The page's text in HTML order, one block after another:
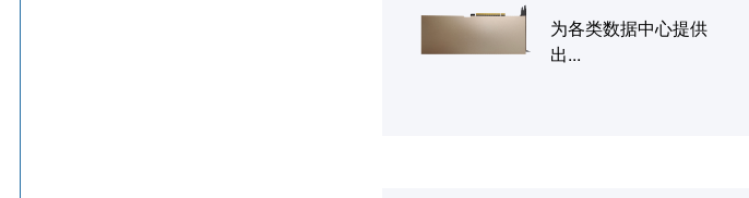
为各类数据中心提供
出...